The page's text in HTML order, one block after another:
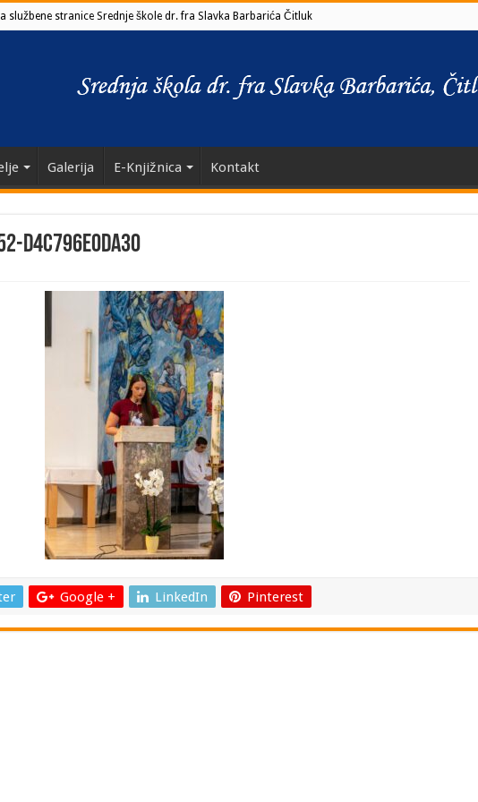
službene stranice Srednje škole dr. fra Slavka Barbarića Čitluk
Galerija E-Knjižnica Kontakt
d4c796e0da30
Google + LinkedIn Pinterest